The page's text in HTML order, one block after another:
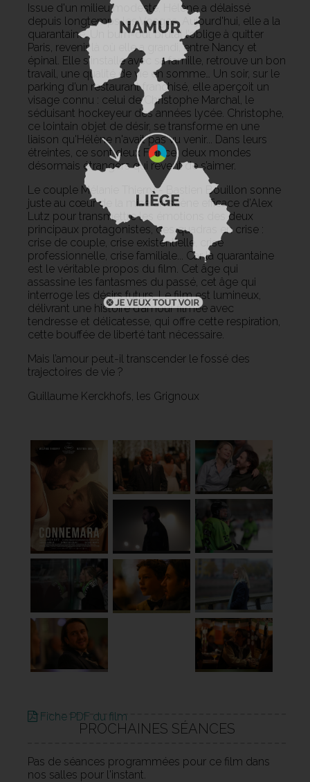
Issue d'un milieu modeste, Hélène a délaissé
depuis longtemps les Vosges. Aujourd'hui, elle a la
quarantaine. Un burn-out brutal l’oblige à quitter
Paris, revenir là où elle a grandi, entre Nancy et
épinal. Elle s'installe avec sa famille, retrouve un bon
travail, une qualité de vie en somme… Un soir, sur le
parking d’un restaurant franchisé, elle aperçoit un
visage connu : celui de Christophe Marchal, le
séduisant hockeyeur des années lycée. Christophe,
ce lointain objet de désir, se transforme en une
liaison qu'Hélène n'avait pas vu venir... Dans leurs
étreintes, ce sont deux France, deux mondes
désormais étrangers qui rêvent de s’aimer.
Le couple Mélanie Thierry - Bastien Bouillon sonne
juste au cœur de la mise en scène efficace d’Alex
Lutz pour transmettre les émotions des deux
principaux protagonistes, des quadras en crise :
crise de couple, crise existentielle, crise
professionnelle, crise familiale... Car la quarantaine
est le véritable propos du film. Cet âge qui
assassine les fantasmes du passé, cet âge qui
interroge les désirs futurs. Le film est lumineux,
délivrant une histoire d’amour filmée avec
tendresse et délicatesse, qui offre cette respiration,
cette bouffée de liberté tant nécessaire.
Mais l’amour peut-il transcender le fossé des
trajectoires de vie ?
Guillaume Kerckhofs, les Grignoux
Fiche PDF du film
PROCHAINES SÉANCES
Pas de séances programmées pour ce film dans
nos salles pour l'instant.